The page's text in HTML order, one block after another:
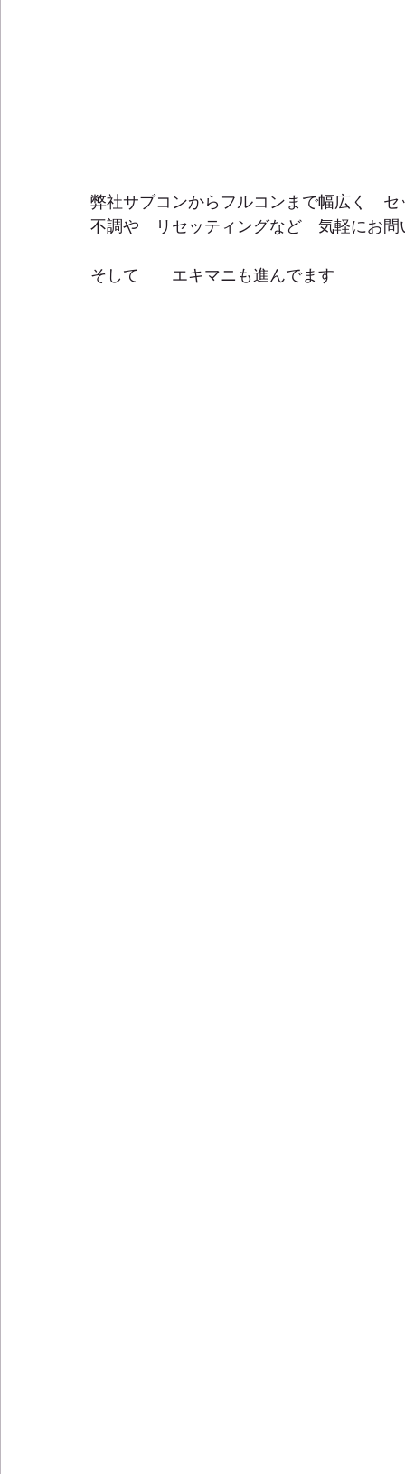
弊社サブコンからフルコンまで幅広く　
不調や　リセッティングなど　気軽にお
そして　　エキマニも進んでます